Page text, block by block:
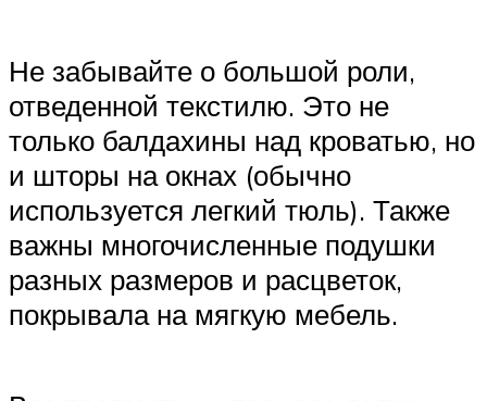
Не забывайте о большой роли,
отведенной текстилю. Это не
только балдахины над кроватью, но
и шторы на окнах (обычно
используется легкий тюль). Также
важны многочисленные подушки
разных размеров и расцветок,
покрывала на мягкую мебель.